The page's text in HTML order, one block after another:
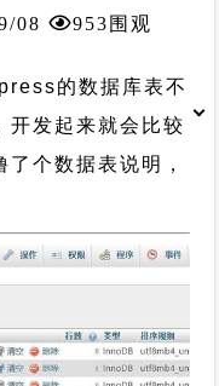
08 953围观
的数据库表不
开发起来就会比较
个数据表说明，